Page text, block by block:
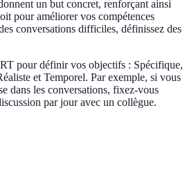
un but concret, renforçant ainsi
pour améliorer vos compétences
conversations difficiles, définissez des
pour définir vos objectifs : Spécifique,
et Temporel. Par exemple, si vous
dans les conversations, fixez-vous
par jour avec un collègue.